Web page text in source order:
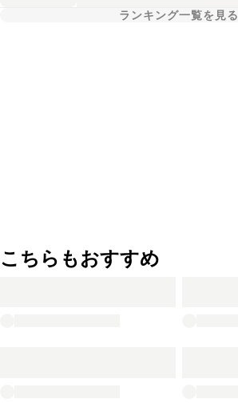
ランキング一覧を見る
こちらもおすすめ